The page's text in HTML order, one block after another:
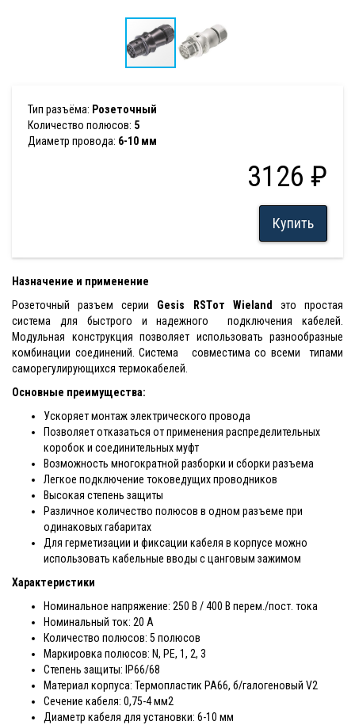
Тип разъёма: Розеточный
Количество полюсов: 5
Диаметр провода: 6-10 мм
3126 ₽
Купить
Назначение и применение
Розеточный разъем серии Gesis RSTот Wieland
это простая
система для быстрого и надежного подключения кабелей.
Модульная конструкция позволяет использовать разнообразные
комбинации соединений. Система совместима со всеми типами
саморегулирующихся термокабелей.
Основные преимущества:
Ускоряет монтаж электрического провода
Позволяет отказаться от применения распределительных
коробок и соединительных муфт
Возможность многократной разборки и сборки разъема
Легкое подключение токоведущих проводников
Высокая степень защиты
Различное количество полюсов в одном разъеме при
одинаковых габаритах
Для герметизации и фиксации кабеля в корпусе можно
использовать кабельные вводы с цанговым зажимом
Характеристики
Номинальное напряжение: 250 В / 400 В перем./пост. тока
Номинальный ток: 20 А
Количество полюсов: 5 полюсов
Маркировка полюсов: N, PE, 1, 2, 3
Степень защиты: IP66/68
Материал корпуса: Термопластик РА66, б/галогеновый V2
Сечение кабеля: 0,75-4 мм2
Диаметр кабеля для установки: 6-10 мм